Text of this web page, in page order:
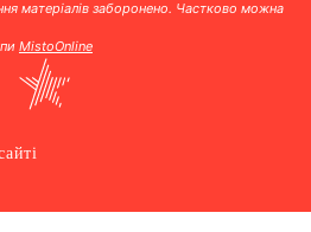
матеріалів заборонено. Частково можна
MistoOnline